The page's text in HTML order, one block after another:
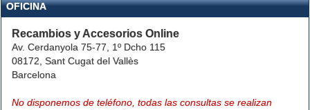
OFICINA
Recambios y Accesorios Online
Av. Cerdanyola 75-77, 1º Dcho 115
08172, Sant Cugat del Vallès
Barcelona
No disponemos de teléfono, todas las consultas se realizan